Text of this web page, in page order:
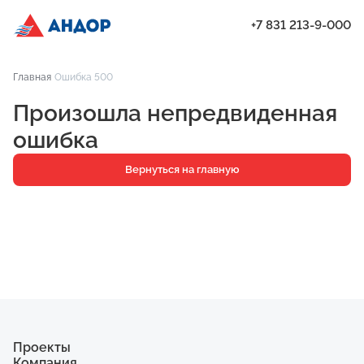
Проекты
Квартиры
Паркинг
Кладовые
+7 831 213-9-000
Главная Ошибка 500
Произошла непредвиденная
ошибка
Вернуться на главную
Проекты